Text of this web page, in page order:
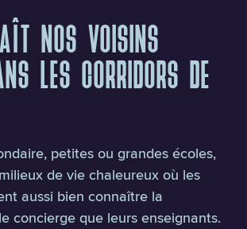
NOS VOISINS
LES CORRIDORS DE
petites ou grandes écoles,
de vie chaleureux où les
aussi bien connaître la
concierge que leurs enseignants.